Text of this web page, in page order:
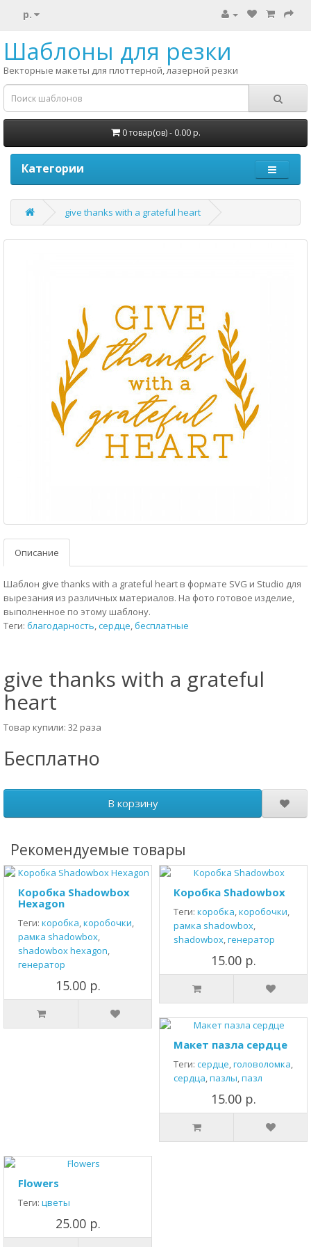
р.
Шаблоны для резки
Векторные макеты для плоттерной, лазерной резки
0 товар(ов) - 0.00 р.
Категории
give thanks with a grateful heart
Описание
Шаблон give thanks with a grateful heart в формате SVG и Studio для
вырезания из различных материалов. На фото готовое изделие,
выполненное по этому шаблону.
Теги: благодарность,сердце,бесплатные
give thanks with a grateful
heart
Товар купили: 32 раза
Бесплатно
В корзину
Рекомендуемые товары
Коробка Shadowbox
Hexagon
Теги: коробка,коробочки,
рамка shadowbox,
shadowbox hexagon,
генератор
15.00 р.
Коробка Shadowbox
Теги: коробка,коробочки,
рамка shadowbox,
shadowbox,генератор
15.00 р.
Макет пазла сердце
Теги: сердце,головоломка,
сердца,пазлы,пазл
15.00 р.
Flowers
Теги: цветы
25.00 р.